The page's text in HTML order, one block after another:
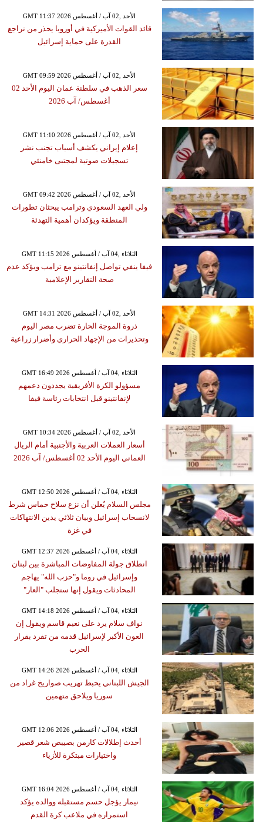
GMT 11:37 2026 الأحد ,02 آب / أغسطس
قائد القوات الأميركية في أوروبا يحذر من تراجع
القدرة على حماية إسرائيل
GMT 09:59 2026 الأحد ,02 آب / أغسطس
سعر الذهب في سلطنة عمان اليوم الأحد 02
أغسطس/ آب 2026
GMT 11:10 2026 الأحد ,02 آب / أغسطس
إعلام إيراني يكشف أسباب تجنب نشر
تسجيلات صوتية لمجتبى خامنئي
GMT 09:42 2026 الأحد ,02 آب / أغسطس
ولي العهد السعودي وترامب يبحثان تطورات
المنطقة ويؤكدان أهمية التهدئة
GMT 11:15 2026 الثلاثاء ,04 آب / أغسطس
فيفا ينفي تواصل إنفانتينو مع ترامب ويؤكد عدم
صحة التقارير الإعلامية
GMT 14:31 2026 الأحد ,02 آب / أغسطس
ذروة الموجة الحارة تضرب مصر اليوم
وتحذيرات من الإجهاد الحراري وأضرار زراعية
GMT 16:49 2026 الثلاثاء ,04 آب / أغسطس
مسؤولو الكرة الأفريقية يجددون دعمهم
لإنفانتينو قبل انتخابات رئاسة فيفا
GMT 10:34 2026 الأحد ,02 آب / أغسطس
أسعار العملات العربية والأجنبية أمام الريال
العماني اليوم الأحد 02 أغسطس/ آب 2026
GMT 12:50 2026 الثلاثاء ,04 آب / أغسطس
مجلس السلام يُعلن أن نزع سلاح حماس شرط
لانسحاب إسرائيل وبيان ثلاثي يدين الانتهاكات
في غزة
GMT 12:37 2026 الثلاثاء ,04 آب / أغسطس
انطلاق جولة المفاوضات المباشرة بين لبنان
وإسرائيل في روما و"حزب الله" يهاجم
المحادثات ويقول إنها ستجلب "العار"
GMT 14:18 2026 الثلاثاء ,04 آب / أغسطس
نواف سلام يرد على نعيم قاسم ويقول إن
العون الأكبر لإسرائيل قدمه من تفرد بقرار
الحرب
GMT 14:26 2026 الثلاثاء ,04 آب / أغسطس
الجيش اللبناني يحبط تهريب صواريخ غراد من
سوريا ويلاحق متهمين
GMT 12:06 2026 الثلاثاء ,04 آب / أغسطس
أحدث إطلالات كارمن بصيبص شعر قصير
واختيارات مبتكرة للأزياء
GMT 16:04 2026 الثلاثاء ,04 آب / أغسطس
نيمار يؤجل حسم مستقبله ووالده يؤكد
استمراره في ملاعب كرة القدم